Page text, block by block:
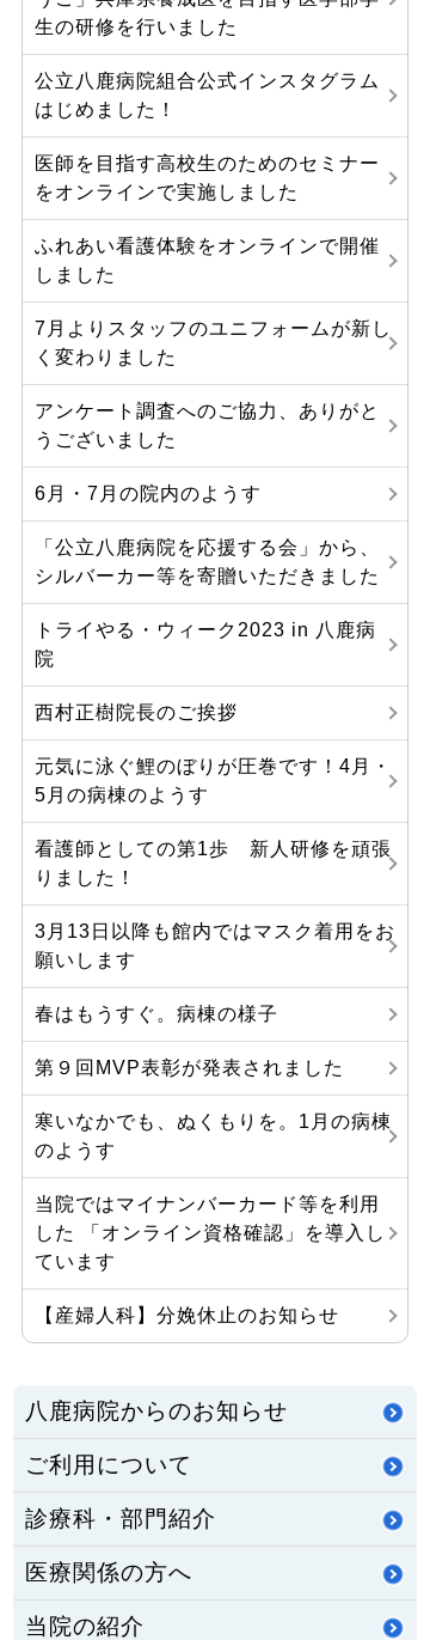
生の研修を行いました
公立八鹿病院組合公式インスタグラム
はじめました！
医師を目指す高校生のためのセミナー
をオンラインで実施しました
ふれあい看護体験をオンラインで開催
しました
7月よりスタッフのユニフォームが新し
く変わりました
アンケート調査へのご協力、ありがと
うございました
6月・7月の院内のようす
「公立八鹿病院を応援する会」から、
シルバーカー等を寄贈いただきました
トライやる・ウィーク2023 in 八鹿病
院
西村正樹院長のご挨拶
元気に泳ぐ鯉のぼりが圧巻です！4月・
5月の病棟のようす
看護師としての第1歩 新人研修を頑張
りました！
3月13日以降も館内ではマスク着用をお
願いします
春はもうすぐ。病棟の様子
第９回MVP表彰が発表されました
寒いなかでも、ぬくもりを。1月の病棟
のようす
当院ではマイナンバーカード等を利用
した 「オンライン資格確認」を導入し
ています
【産婦人科】分娩休止のお知らせ
八鹿病院からのお知らせ
ご利用について
診療科・部門紹介
医療関係の方へ
当院の紹介